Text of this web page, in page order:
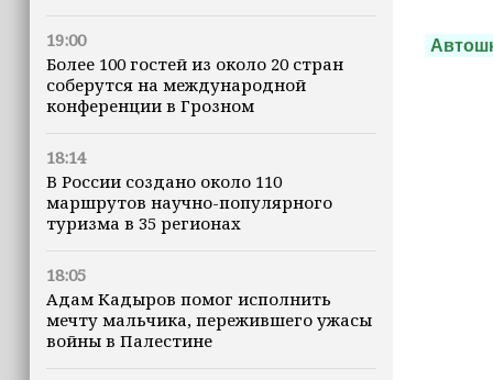
19:00
Более 100 гостей из около 20 стран
соберутся на международной
конференции в Грозном
18:14
В России создано около 110
маршрутов научно-популярного
туризма в 35 регионах
18:05
Адам Кадыров помог исполнить
мечту мальчика, пережившего ужасы
войны в Палестине